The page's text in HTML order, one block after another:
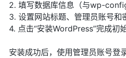
2. 填写数据库信息（与wp-
3. 设置网站标题、管理员账号和
4. 点击“安装WordPress”完成初始
安装成功后，使用管理员账号